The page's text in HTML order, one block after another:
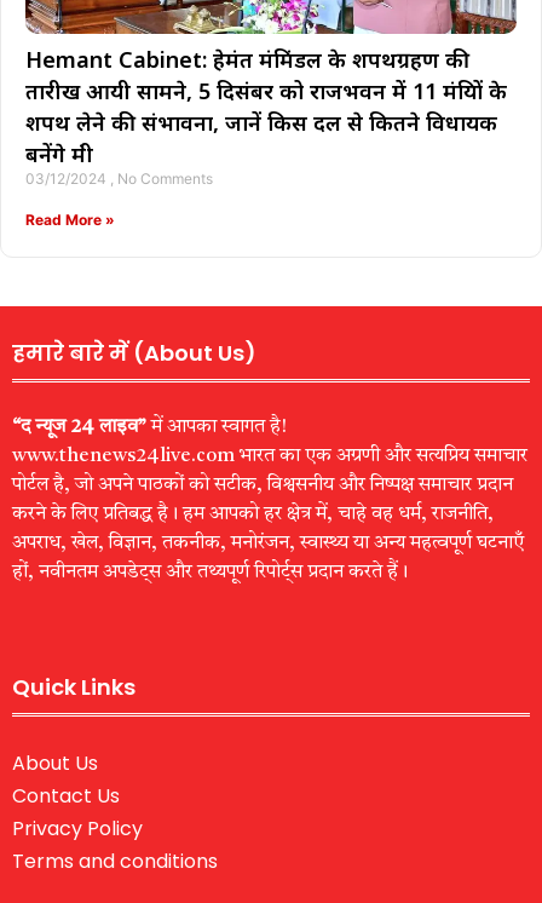
Hemant Cabinet: हेमंत मंत्रिमंडल के शपथग्रहण की
तारीख आयी सामने, 5 दिसंबर को राजभवन में 11 मंत्रियों के
शपथ लेने की संभावना, जानें किस दल से कितने विधायक
बनेंगे मंत्री
03/12/2024 No Comments
Read More »
हमारे बारे में (About Us)
“द न्यूज 24 लाइव”में आपका स्वागत है!
www.thenews24live.com भारत का एक अग्रणी और सत्यप्रिय समाचार
पोर्टल है, जो अपने पाठकों को सटीक, विश्वसनीय और निष्पक्ष समाचार प्रदान
करने के लिए प्रतिबद्ध है। हम आपको हर क्षेत्र में, चाहे वह धर्म, राजनीति,
अपराध, खेल, विज्ञान, तकनीक, मनोरंजन, स्वास्थ्य या अन्य महत्वपूर्ण घटनाएँ
हों, नवीनतम अपडेट्स और तथ्यपूर्ण रिपोर्ट्स प्रदान करते हैं।
Quick Links
About Us
Contact Us
Privacy Policy
Terms and conditions